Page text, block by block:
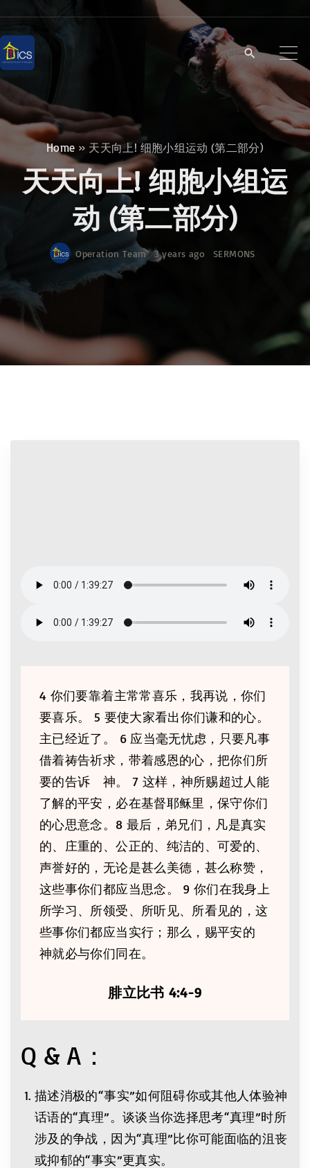
i
p
t
o
o
Home » 天天向上! 细胞小组运动 (第二部分)
天天向上! 细胞小组运
动 (第二部分)
Operation Team 3 years ago SERMONS
4 你们要靠着主常常喜乐，我再说，你们
要喜乐。 5 要使大家看出你们谦和的心。
主已经近了。 6 应当毫无忧虑，只要凡事
借着祷告祈求，带着感恩的心，把你们所
要的告诉 神。 7 这样，神所赐超过人能
了解的平安，必在基督耶稣里，保守你们
的心思意念。8 最后，弟兄们，凡是真实
的、庄重的、公正的、纯洁的、可爱的、
声誉好的，无论是甚么美德，甚么称赞，
这些事你们都应当思念。 9 你们在我身上
所学习、所领受、所听见、所看见的，这
些事你们都应当实行；那么，赐平安的
神就必与你们同在。
腓立比书 4:4-9
Q & A：
描述消极的“事实”如何阻碍你或其他人体验神
话语的“真理”。谈谈当你选择思考“真理”时所
涉及的争战，因为“真理”比你可能面临的沮丧
或抑郁的“事实”更真实。